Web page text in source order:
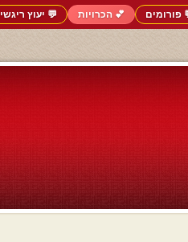
פורומים 💕 הכרויות 💬 יעוץ ריגשי